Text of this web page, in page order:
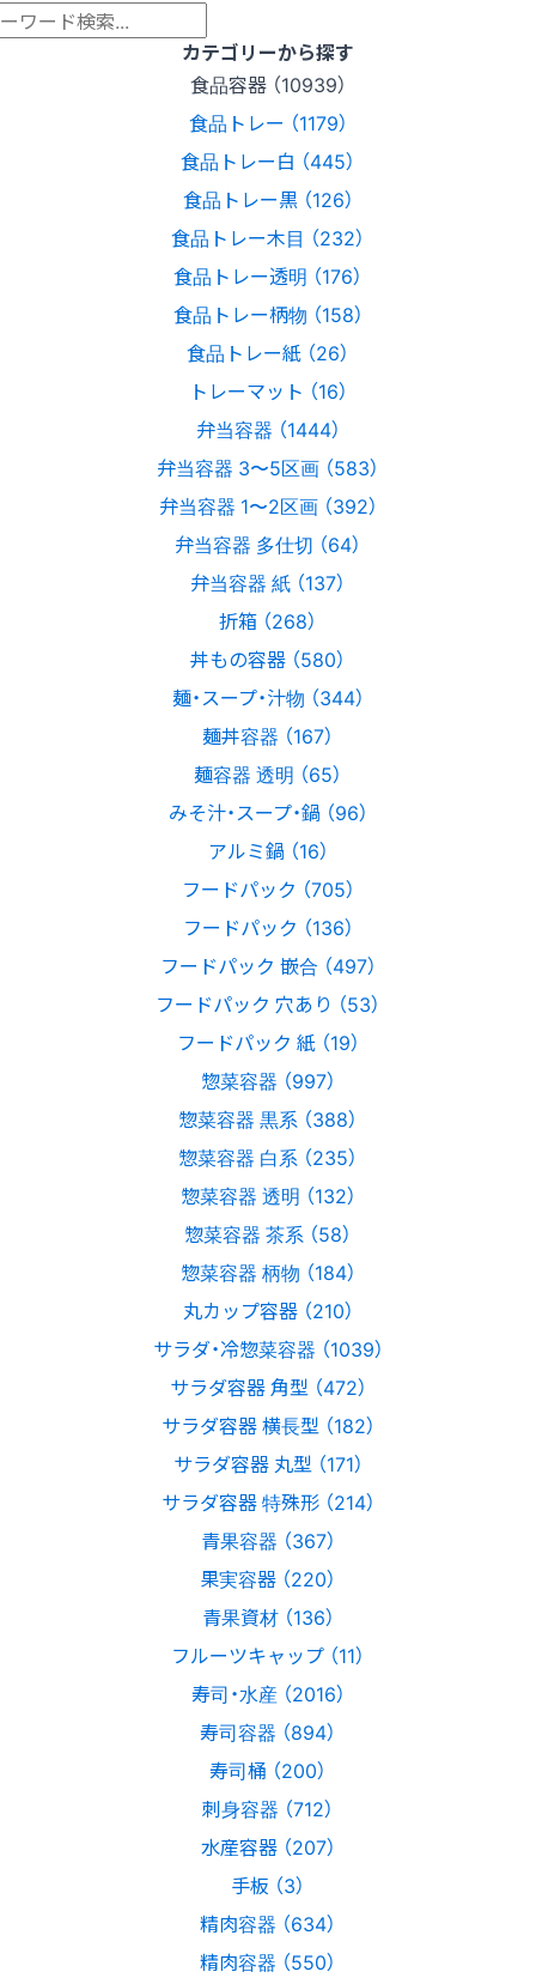
カテゴリーから探す
食品容器 （10939）
食品トレー （1179）
食品トレー白 （445）
食品トレー黒 （126）
食品トレー木目 （232）
食品トレー透明 （176）
食品トレー柄物 （158）
食品トレー紙 （26）
トレーマット （16）
弁当容器 （1444）
弁当容器 3〜5区画 （583）
弁当容器 1〜2区画 （392）
弁当容器 多仕切 （64）
弁当容器 紙 （137）
折箱 （268）
丼もの容器 （580）
麺・スープ・汁物 （344）
麺丼容器 （167）
麺容器 透明 （65）
みそ汁・スープ・鍋 （96）
アルミ鍋 （16）
フードパック （705）
フードパック （136）
フードパック 嵌合 （497）
フードパック 穴あり （53）
フードパック 紙 （19）
惣菜容器 （997）
惣菜容器 黒系 （388）
惣菜容器 白系 （235）
惣菜容器 透明 （132）
惣菜容器 茶系 （58）
惣菜容器 柄物 （184）
丸カップ容器 （210）
サラダ・冷惣菜容器 （1039）
サラダ容器 角型 （472）
サラダ容器 横長型 （182）
サラダ容器 丸型 （171）
サラダ容器 特殊形 （214）
青果容器 （367）
果実容器 （220）
青果資材 （136）
フルーツキャップ （11）
寿司・水産 （2016）
寿司容器 （894）
寿司桶 （200）
刺身容器 （712）
水産容器 （207）
手板 （3）
精肉容器 （634）
精肉容器 （550）